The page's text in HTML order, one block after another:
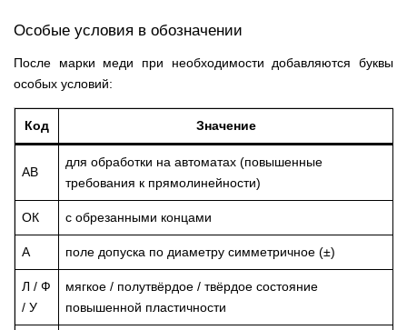
Особые условия в обозначении
После марки меди при необходимости добавляются буквы
особых условий:
Код Значение
АВ
для обработки на автоматах (повышенные
требования к прямолинейности)
ОК с обрезанными концами
А поле допуска по диаметру симметричное (±)
Л / Ф
/ У
мягкое / полутвёрдое / твёрдое состояние
повышенной пластичности